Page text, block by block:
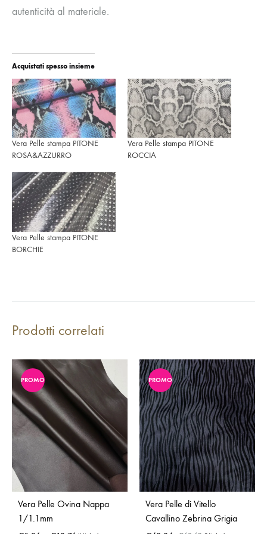
autenticità al materiale.
Acquistati spesso insieme
Vera Pelle stampa PITONE
ROSA&AZZURRO
Vera Pelle stampa PITONE
ROCCIA
Vera Pelle stampa PITONE
BORCHIE
Prodotti correlati
PROMO
Vera Pelle Ovina Nappa
1/1.1mm
PROMO
Vera Pelle di Vitello
Cavallino Zebrina Grigia